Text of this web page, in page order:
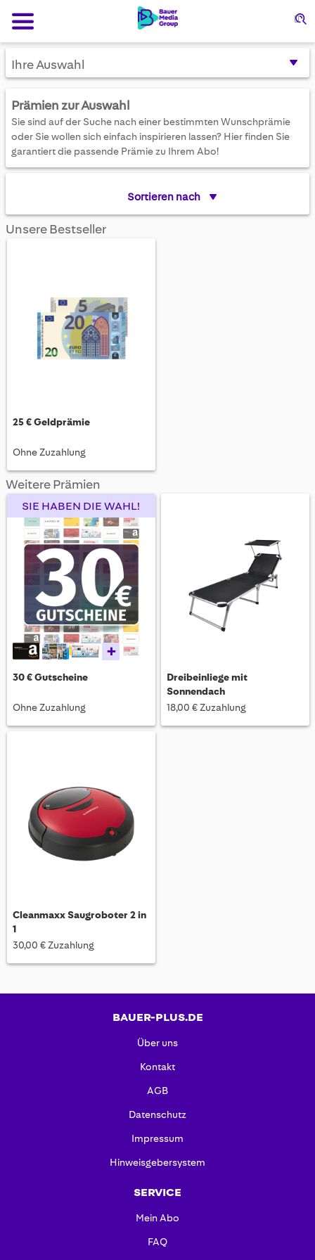
Ihre Auswahl
Prämien zur Auswahl
Sie sind auf der Suche nach einer bestimmten Wunschprämie
oder Sie wollen sich einfach inspirieren lassen? Hier finden Sie
garantiert die passende Prämie zu Ihrem Abo!
Sortieren nach
Unsere Bestseller
25 € Geldprämie
Ohne Zuzahlung
Weitere Prämien
SIE HABEN DIE WAHL!
+
30 € Gutscheine
Ohne Zuzahlung
Dreibeinliege mit
Sonnendach
18,00 € Zuzahlung
Cleanmaxx Saugroboter 2 in
1
30,00 € Zuzahlung
BAUER-PLUS.DE
Über uns
Kontakt
AGB
Datenschutz
Impressum
Hinweisgebersystem
SERVICE
Mein Abo
FAQ